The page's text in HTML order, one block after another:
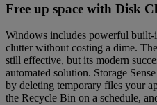
Free up space with Disk
Windows includes powerful
clutter without costing a dime.
still effective, but its modern
automated solution. Storage
by deleting temporary files your
the Recycle Bin on a schedule,